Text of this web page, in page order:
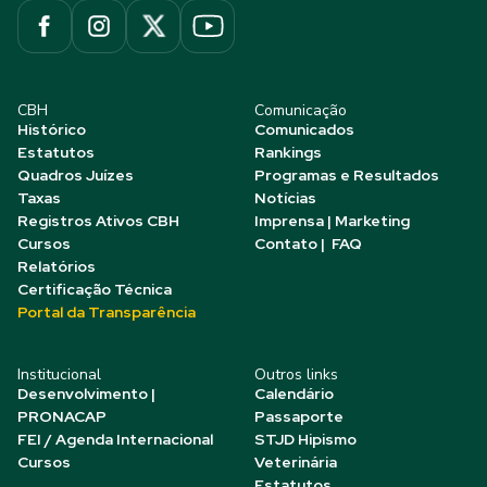
CBH
Histórico
Estatutos
Quadros Juízes
Taxas
Registros Ativos CBH
Cursos
Relatórios
Certificação Técnica
Portal da Transparência
Comunicação
Comunicados
Rankings
Programas e Resultados
Notícias
Imprensa | Marketing
Contato | FAQ
Institucional
Desenvolvimento |
PRONACAP
FEI / Agenda Internacional
Cursos
Outros links
Calendário
Passaporte
STJD Hipismo
Veterinária